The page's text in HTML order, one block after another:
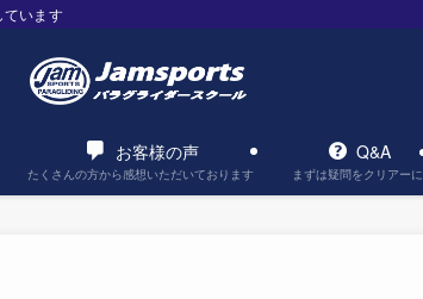
ています
お客様の声
たくさんの方から感想いただいております
Q&A
まずは疑問をクリアーに